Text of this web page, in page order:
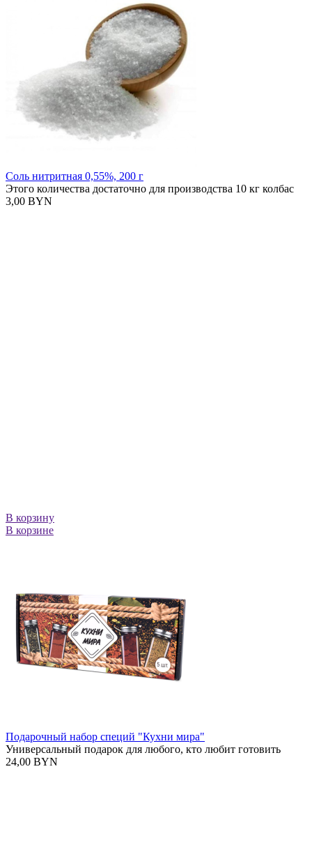
Соль нитритная 0,55%, 200 г
Этого количества достаточно для производства 10 кг колбас
3,00 BYN
В корзину
В корзине
Подарочный набор специй "Кухни мира"
Универсальный подарок для любого, кто любит готовить
24,00 BYN